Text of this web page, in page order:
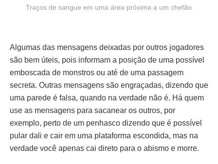
Traços de sangue em uma área próxima a um chefão
Algumas das mensagens deixadas por outros jogadores
são bem úteis, pois informam a posição de uma possível
emboscada de monstros ou até de uma passagem
secreta. Outras mensagens são engraçadas, dizendo que
uma parede é falsa, quando na verdade não é. Há quem
use as mensagens para sacanear os outros, por
exemplo, perto de um penhasco dizendo que é possível
pular dali e cair em uma plataforma escondida, mas na
verdade você apenas cai direto para o abismo e morre.